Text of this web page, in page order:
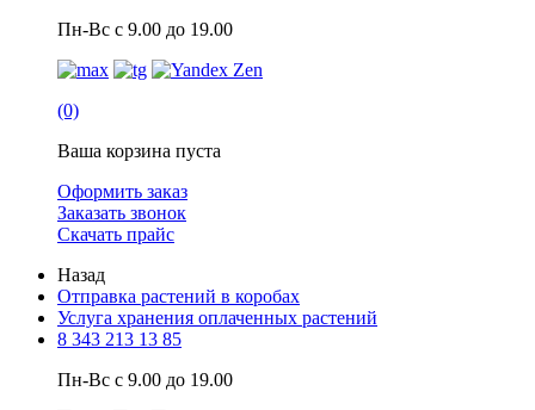
Пн-Вс с 9.00 до 19.00
(0)
Ваша корзина пуста
Оформить заказ
Заказать звонок
Скачать прайс
Назад
Отправка растений в коробах
Услуга хранения оплаченных растений
8 343 213 13 85
Пн-Вс с 9.00 до 19.00